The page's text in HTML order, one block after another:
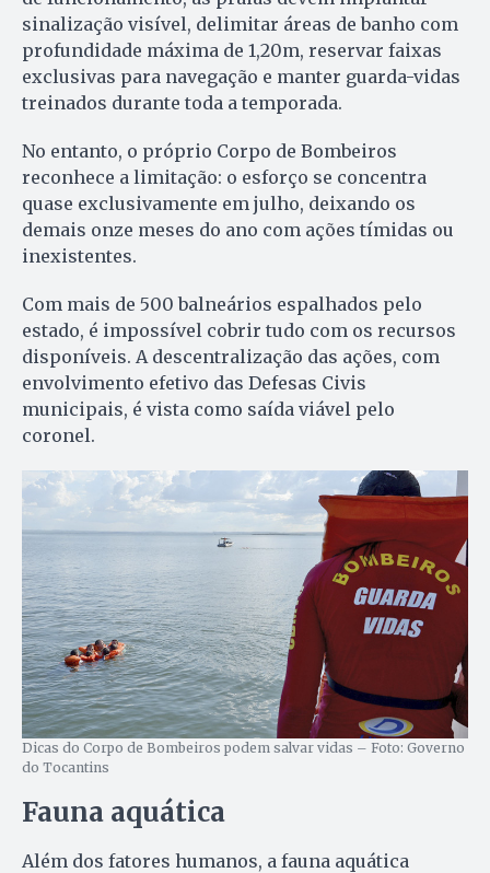
sinalização visível, delimitar áreas de banho com
profundidade máxima de 1,20m, reservar faixas
exclusivas para navegação e manter guarda-vidas
treinados durante toda a temporada.
No entanto, o próprio Corpo de Bombeiros
reconhece a limitação: o esforço se concentra
quase exclusivamente em julho, deixando os
demais onze meses do ano com ações tímidas ou
inexistentes.
Com mais de 500 balneários espalhados pelo
estado, é impossível cobrir tudo com os recursos
disponíveis. A descentralização das ações, com
envolvimento efetivo das Defesas Civis
municipais, é vista como saída viável pelo
coronel.
Dicas do Corpo de Bombeiros podem salvar vidas – Foto: Governo
do Tocantins
Fauna aquática
Além dos fatores humanos, a fauna aquática